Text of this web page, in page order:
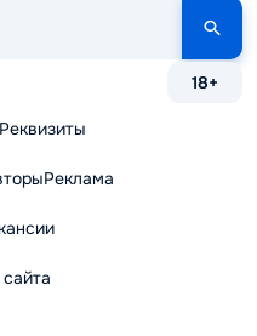
18+
Реквизиты
Реклама